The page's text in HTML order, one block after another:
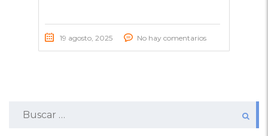
19 agosto, 2025 No hay comentarios